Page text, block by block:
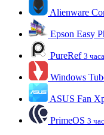
Alienware
Epson Easy
PureRef 3
Windows
ASUS Fan
PrimeOS 3